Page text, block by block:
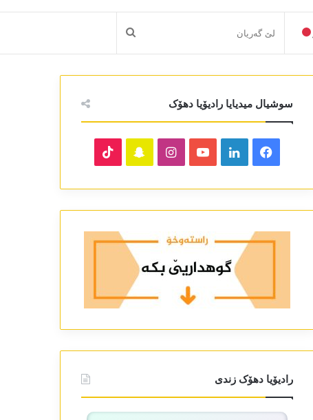
لێ
گەریان
سوشیال میدیایا رادیۆیا دھۆک
Facebook
LinkedIn
YouTube
Instagram
Snapchat
رادیۆیا دھۆک زندی